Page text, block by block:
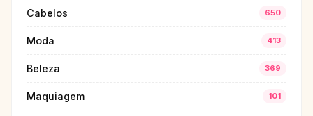
Cabelos 650
Moda 413
Beleza 369
Maquiagem 101